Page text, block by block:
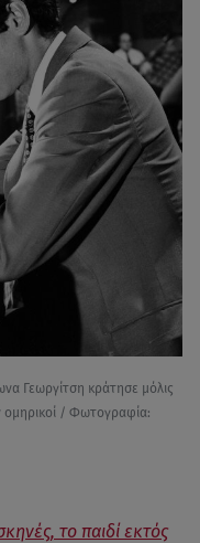
Γεωργίτση κράτησε μόλις
ομηρικοί / Φωτογραφία:
το παιδί εκτός